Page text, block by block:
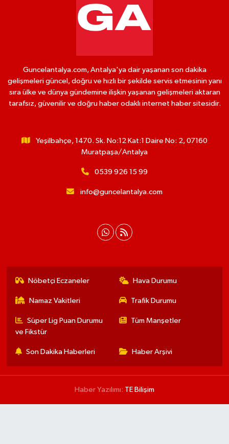
Guncelantalya.com, Antalya'ya dair yaşanan son dakika
gelişmeleri güncel, doğru ve hızlı bir şekilde servis etmesinin yanı
sıra ülke ve dünya gündemine ilişkin yaşanan gelişmeleri aktaran
tarafsız, güvenilir ve doğru haber odaklı internet haber sitesidir.
Yeşilbahçe, 1470. Sk. No:12 Kat:1 Daire No: 2, 07160
Muratpaşa/Antalya
0539 926 15 99
info@guncelantalya.com
Nöbetçi Eczaneler Hava Durumu
Namaz Vakitleri Trafik Durumu
Süper Lig Puan Durumu
ve Fikstür
Tüm Manşetler
Son Dakika Haberleri Haber Arşivi
Haber Yazılımı: TE Bilişim